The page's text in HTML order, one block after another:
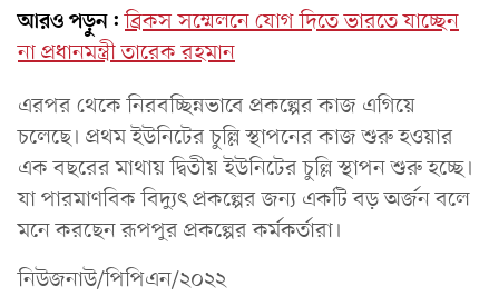
আরও পড়ুন: ব্রিকস সম্মেলনে যোগ দিতে ভারতে যাচ্ছেন
না প্রধানমন্ত্রী তারেক রহমান
এরপর থেকে নিরবচ্ছিন্নভাবে প্রকল্পের কাজ এগিয়ে
চলেছে। প্রথম ইউনিটের চুল্লি স্থাপনের কাজ শুরু হওয়ার
এক বছরের মাথায় দ্বিতীয় ইউনিটের চুল্লি স্থাপন শুরু হচ্ছে।
যা পারমাণবিক বিদ্যুৎ প্রকল্পের জন্য একটি বড় অর্জন বলে
মনে করছেন রূপপুর প্রকল্পের কর্মকর্তারা।
নিউজনাউ/পিপিএন/২০২২